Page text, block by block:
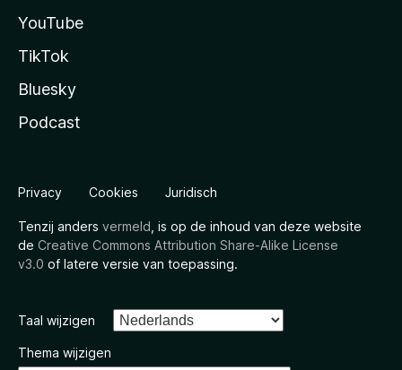
YouTube
TikTok
Bluesky
Podcast
Privacy Cookies Juridisch
Tenzij anders vermeld , is op de inhoud van deze website
de Creative Commons Attribution Share-Alike License
v3.0 of latere versie van toepassing.
Taal wijzigen
Thema wijzigen